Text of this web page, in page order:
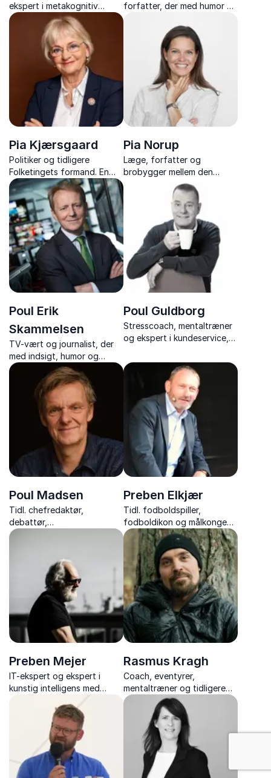
ekspert i metakognitiv
terapi med foredrag om
metakognitiv terapi, mental
robusthed og mindre
bekymring.
forfatter, der med humor og
pauser og et sundere
arbejdsliv.
Pia Kjærsgaard
Politiker og tidligere
Folketingets formand. En
markant skikkelse i dansk
politik, der deler sit liv med
ærlighed, sårbarhed, styrke
og klare værdier.
Pia Norup
Læge, forfatter og
brobygger mellem den
konventionelle medicinske
viden og den moderne
tilgang til kost og livsstil
Poul Erik
Skammelsen
TV-vært og journalist, der
med indsigt, humor og
nærvær tager jer med ind i
verdens brændpunkter og
bag kulissen på de største
nyhedsbegivenheder.
Poul Guldborg
Stresscoach, mentaltræner
og ekspert i kundeservice,
Poul Madsen
Tidl. chefredaktør,
debattør,
kommunikationsrådgiver og
humoristiske og
dybdegående foredrag om
medier, politik, magt og
kommunikation.
Preben Elkjær
Tidl. fodboldspiller,
fodboldikon og målkonge
fra 80’ernes landshold, der
leverer humor, passion og
uforglemmelige anekdoter
fra sin legendariske karriere.
Preben Mejer
IT-ekspert og ekspert i
kunstig intelligens med
Rasmus Kragh
Coach, eventyrer,
mentaltræner og tidligere
bjergbestiger med
erfaringer fra ekstreme
ekspeditioner til stærkere
mental balance og
bæredygtig motivation.